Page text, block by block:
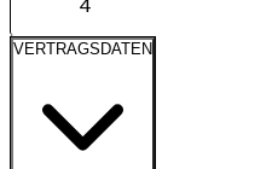
VERTRAGSDATEN